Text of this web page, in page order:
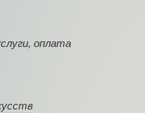
оплата